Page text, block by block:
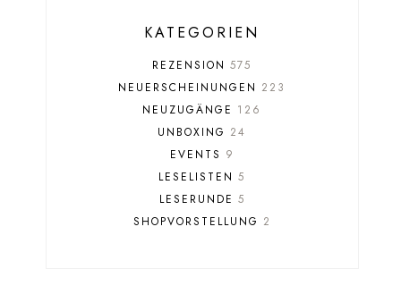
KATEGORIEN
REZENSION 575
NEUERSCHEINUNGEN 223
NEUZUGÄNGE 126
UNBOXING 24
EVENTS 9
LESELISTEN 5
LESERUNDE 5
SHOPVORSTELLUNG 2